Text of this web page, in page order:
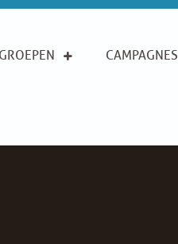
GROEPEN CAMPAGNES